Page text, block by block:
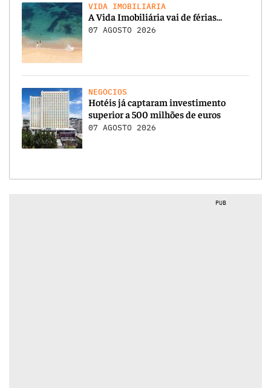
VIDA IMOBILIÁRIA
A Vida Imobiliária vai de férias…
07 AGOSTO 2026
NEGÓCIOS
Hotéis já captaram investimento
superior a 500 milhões de euros
07 AGOSTO 2026
PUB